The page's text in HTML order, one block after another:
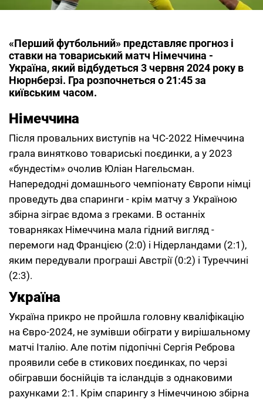
«Перший футбольний» представляє прогноз і
ставки на товариський матч Німеччина -
Україна, який відбудеться 3 червня 2024 року в
Нюрнберзі. Гра розпочнеться о 21:45 за
київським часом.
Німеччина
Після провальних виступів на ЧС-2022 Німеччина
грала винятково товариські поєдинки, а у 2023
«бундестім» очолив Юліан Нагельсман.
Напередодні домашнього чемпіонату Європи німці
проведуть два спаринги - крім матчу з Україною
збірна зіграє вдома з греками. В останніх
товарняках Німеччина мала гідний вигляд -
перемоги над Францією (2:0) і Нідерландами (2:1),
яким передували програші Австрії (0:2) і Туреччині
(2:3).
Україна
Україна прикро не пройшла головну кваліфікацію
на Євро-2024, не зумівши обіграти у вирішальному
матчі Італію. Але потім підопічні Сергія Реброва
проявили себе в стикових поєдинках, по черзі
обігравши боснійців та ісландців з однаковими
рахунками 2:1. Крім спарингу з Німеччиною збірна